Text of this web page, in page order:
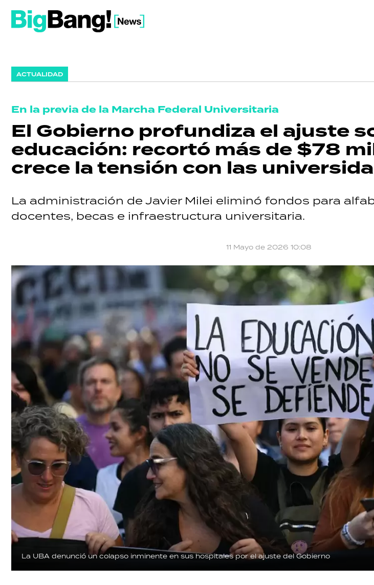
ACTUALIDAD
En la previa de la Marcha Federal Universitaria
El Gobierno profundiza el ajuste
educación: recortó más de $78
crece la tensión con las
La administración de Javier Milei eliminó fondos para
docentes, becas e infraestructura universitaria.
11 Mayo de 2026 10:08
La UBA denunció un colapso inminente en sus hospitales por el ajuste del Gobierno